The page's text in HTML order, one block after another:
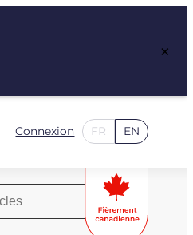
×
Connexion FR EN